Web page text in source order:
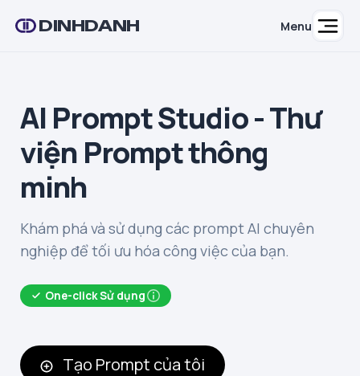
DINHDANH Menu
AI Prompt Studio - Thư
viện Prompt thông
minh
Khám phá và sử dụng các prompt AI chuyên
nghiệp để tối ưu hóa công việc của bạn.
One-click Sử dụng
Tạo Prompt của tôi